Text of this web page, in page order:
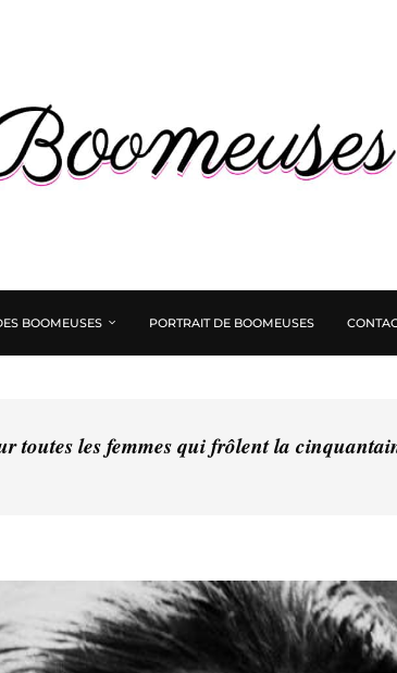
BOOMEUSES PORTRAIT DE BOOMEUSES
toutes les femmes qui frôlent la